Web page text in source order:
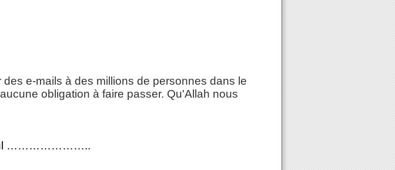
e-mails à des millions de personnes dans le
obligation à faire passer. Qu'Allah nous
…………………..